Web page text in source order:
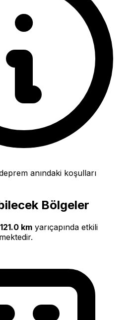
anındaki koşulları
Bölgeler
121.0 km yarıçapında etkili